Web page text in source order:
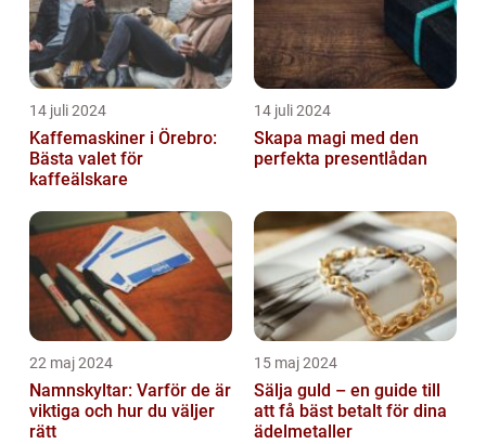
14 juli 2024
Kaffemaskiner i Örebro:
Bästa valet för
kaffeälskare
14 juli 2024
Skapa magi med den
perfekta presentlådan
22 maj 2024
Namnskyltar: Varför de är
viktiga och hur du väljer
rätt
15 maj 2024
Sälja guld – en guide till
att få bäst betalt för dina
ädelmetaller